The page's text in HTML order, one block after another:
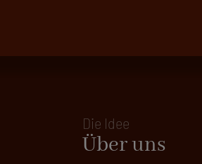
Die Idee
Über uns